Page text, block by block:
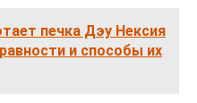
печка Дэу Нексия
и способы их